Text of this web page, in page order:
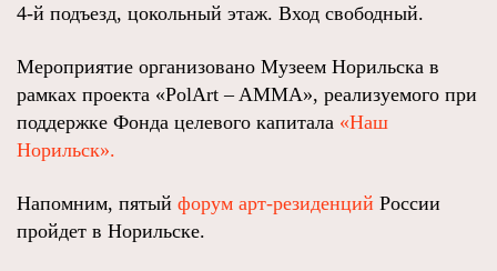
4-й подъезд, цокольный этаж. Вход свободный.
Мероприятие организовано Музеем Норильска в
рамках проекта «PolArt – AMMA», реализуемого при
поддержке Фонда целевого капитала «Наш
Норильск».
Напомним, пятый форум арт-резиденций России
пройдет в Норильске.